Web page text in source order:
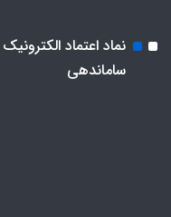
نماد اعتماد
ساماندهی